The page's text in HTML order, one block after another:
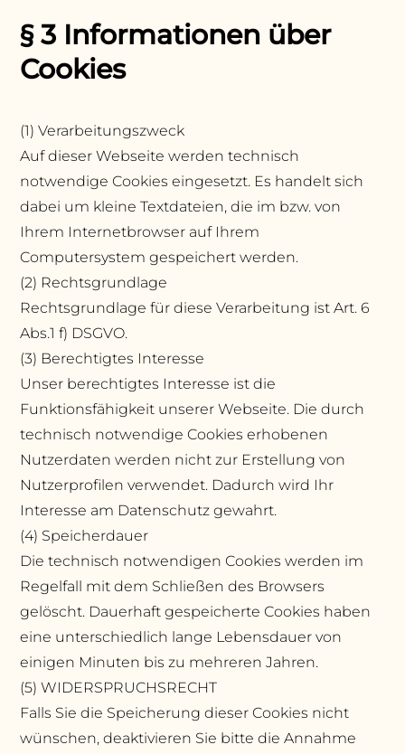
§ 3 Informationen über
Cookies
(1) Verarbeitungszweck
Auf dieser Webseite werden technisch
notwendige Cookies eingesetzt. Es handelt sich
dabei um kleine Textdateien, die im bzw. von
Ihrem Internetbrowser auf Ihrem
Computersystem gespeichert werden.
(2) Rechtsgrundlage
Rechtsgrundlage für diese Verarbeitung ist Art. 6
Abs.1 f) DSGVO.
(3) Berechtigtes Interesse
Unser berechtigtes Interesse ist die
Funktionsfähigkeit unserer Webseite. Die durch
technisch notwendige Cookies erhobenen
Nutzerdaten werden nicht zur Erstellung von
Nutzerprofilen verwendet. Dadurch wird Ihr
Interesse am Datenschutz gewahrt.
(4) Speicherdauer
Die technisch notwendigen Cookies werden im
Regelfall mit dem Schließen des Browsers
gelöscht. Dauerhaft gespeicherte Cookies haben
eine unterschiedlich lange Lebensdauer von
einigen Minuten bis zu mehreren Jahren.
(5) WIDERSPRUCHSRECHT
Falls Sie die Speicherung dieser Cookies nicht
wünschen, deaktivieren Sie bitte die Annahme